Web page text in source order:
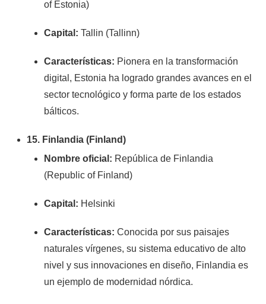
of Estonia)
Capital: Tallin (Tallinn)
Características: Pionera en la transformación
digital, Estonia ha logrado grandes avances en el
sector tecnológico y forma parte de los estados
bálticos.
15. Finlandia (Finland)
Nombre oficial: República de Finlandia
(Republic of Finland)
Capital: Helsinki
Características: Conocida por sus paisajes
naturales vírgenes, su sistema educativo de alto
nivel y sus innovaciones en diseño, Finlandia es
un ejemplo de modernidad nórdica.